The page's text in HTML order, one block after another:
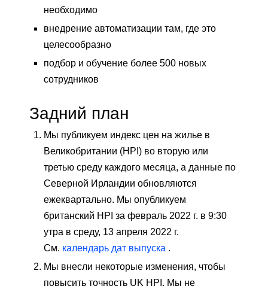
необходимо
внедрение автоматизации там, где это
целесообразно
подбор и обучение более 500 новых
сотрудников
Задний план
Мы публикуем индекс цен на жилье в
Великобритании (HPI) во вторую или
третью среду каждого месяца, а данные по
Северной Ирландии обновляются
ежеквартально. Мы опубликуем
британский HPI за февраль 2022 г. в 9:30
утра в среду, 13 апреля 2022 г.
См. календарь дат выпуска .
Мы внесли некоторые изменения, чтобы
повысить точность UK HPI. Мы не